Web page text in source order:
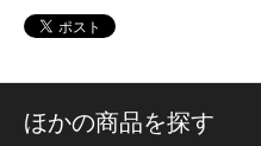
ほかの商品を探す